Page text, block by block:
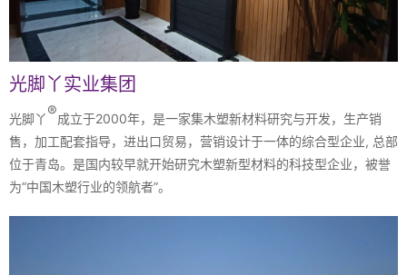
光脚丫实业集团
光脚丫®成立于2000年，是一家集木塑新材料研究与开发，生产销
售，加工配套指导，进出口贸易，营销设计于一体的综合型企业, 总部
位于青岛。是国内较早就开始研究木塑新型材料的科技型企业，被誉
为“中国木塑行业的领航者”。